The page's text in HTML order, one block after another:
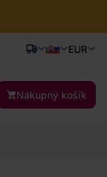
EUR
Nákupný košík